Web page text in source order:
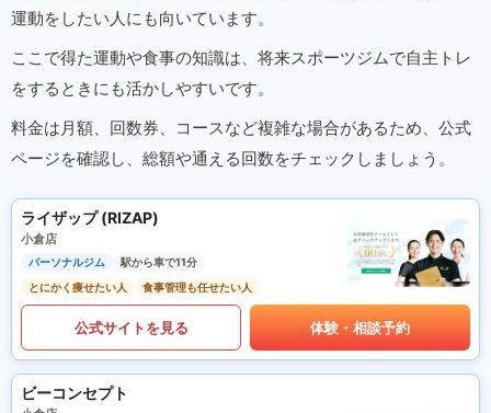
運動をしたい人にも向いています。
ここで得た運動や食事の知識は、将来スポーツジムで自主トレ
をするときにも活かしやすいです。
料金は月額、回数券、コースなど複雑な場合があるため、公式
ページを確認し、総額や通える回数をチェックしましょう。
ライザップ (RIZAP)
小倉店
パーソナルジム
駅から車で11分
とにかく痩せたい人
食事管理も任せたい人
公式サイトを見る 体験・相談予約
ビーコンセプト